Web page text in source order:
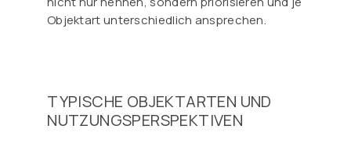
Objektart unterschiedlich ansprechen.
TYPISCHE OBJEKTARTEN UND
NUTZUNGSPERSPEKTIVEN